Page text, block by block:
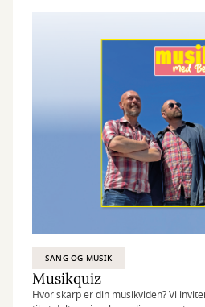
SANG OG MUSIK
Musikquiz
Hvor skarp er din musikviden? Vi